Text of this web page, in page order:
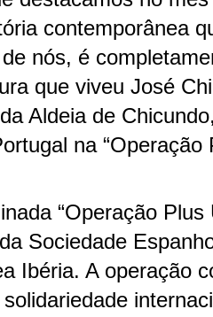
contemporânea
nós, é
que viveu José
Aldeia de
na “Operação
“Operação
Sociedade
Ibéria. A operação